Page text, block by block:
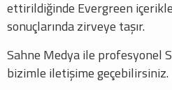
ettirildiğinde Evergreen
sonuçlarında zirveye taşır.
Sahne Medya ile profesyonel
bizimle iletişime geçebilirsiniz.